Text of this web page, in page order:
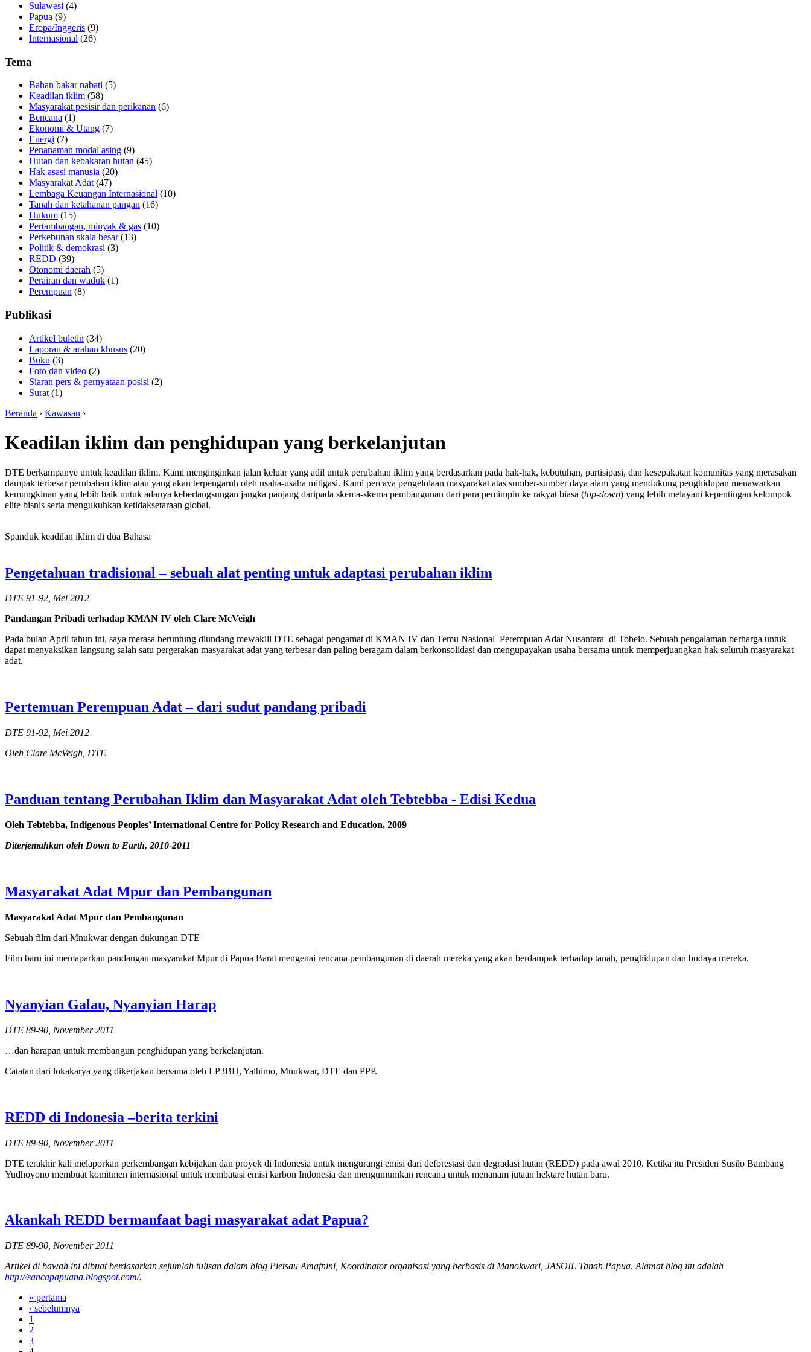
Sulawesi (4)
Papua (9)
Eropa/Inggeris (9)
Internasional (26)
Tema
Bahan bakar nabati (5)
Keadilan iklim (58)
Masyarakat pesisir dan perikanan (6)
Bencana (1)
Ekonomi & Utang (7)
Energi (7)
Penanaman modal asing (9)
Hutan dan kebakaran hutan (45)
Hak asasi manusia (20)
Masyarakat Adat (47)
Lembaga Keuangan Internasional (10)
Tanah dan ketahanan pangan (16)
Hukum (15)
Pertambangan, minyak & gas (10)
Perkebunan skala besar(13)
Politik & demokrasi (3)
REDD (39)
Otonomi daerah (5)
Perairan dan waduk (1)
Perempuan (8)
Publikasi
Artikel buletin (34)
Laporan & arahan khusus (20)
Buku (3)
Foto dan video (2)
Siaran pers & pernyataan posisi (2)
Surat (1)
Beranda › Kawasan ›
Keadilan iklim dan penghidupan yang berkelanjutan
DTE berkampanye untuk keadilan iklim. Kami menginginkan jalan keluar yang adil untuk perubahan iklim yang berdasarkan pada hak-hak, kebutuhan, partisipasi, dan kesepakatan komunitas yang merasakan
dampak terbesar perubahan iklim atau yang akan terpengaruh oleh usaha-usaha mitigasi. Kami percaya pengelolaan masyarakat atas sumber-sumber daya alam yang mendukung penghidupan menawarkan
kemungkinan yang lebih baik untuk adanya keberlangsungan jangka panjang daripada skema-skema pembangunan dari para pemimpin ke rakyat biasa (top-down) yang lebih melayani kepentingan kelompok
elite bisnis serta mengukuhkan ketidaksetaraan global.
Spanduk keadilan iklim di dua Bahasa
Pengetahuan tradisional – sebuah alat penting untuk adaptasi perubahan iklim
DTE 91-92, Mei 2012
Pandangan Pribadi terhadap KMAN IV oleh Clare McVeigh
Pada bulan April tahun ini, saya merasa beruntung diundang mewakili DTE sebagai pengamat di KMAN IV dan Temu Nasional Perempuan Adat Nusantara di Tobelo. Sebuah pengalaman berharga untuk
dapat menyaksikan langsung salah satu pergerakan masyarakat adat yang terbesar dan paling beragam dalam berkonsolidasi dan mengupayakan usaha bersama untuk memperjuangkan hak seluruh masyarakat
adat.
Pertemuan Perempuan Adat – dari sudut pandang pribadi
DTE 91-92, Mei 2012
Oleh Clare McVeigh, DTE
Panduan tentang Perubahan Iklim dan Masyarakat Adat oleh Tebtebba - Edisi Kedua
Oleh Tebtebba, Indigenous Peoples’ International Centre for Policy Research and Education, 2009
Diterjemahkan oleh Down to Earth, 2010-2011
Masyarakat Adat Mpur dan Pembangunan
Masyarakat Adat Mpur dan Pembangunan
Sebuah film dari Mnukwar dengan dukungan DTE
Film baru ini memaparkan pandangan masyarakat Mpur di Papua Barat mengenai rencana pembangunan di daerah mereka yang akan berdampak terhadap tanah, penghidupan dan budaya mereka.
Nyanyian Galau, Nyanyian Harap
DTE 89-90, November 2011
…dan harapan untuk membangun penghidupan yang berkelanjutan.
Catatan dari lokakarya yang dikerjakan bersama oleh LP3BH, Yalhimo, Mnukwar, DTE dan PPP.
REDD di Indonesia –berita terkini
DTE 89-90, November 2011
DTE terakhir kali melaporkan perkembangan kebijakan dan proyek di Indonesia untuk mengurangi emisi dari deforestasi dan degradasi hutan (REDD) pada awal 2010. Ketika itu Presiden Susilo Bambang
Yudhoyono membuat komitmen internasional untuk membatasi emisi karbon Indonesia dan mengumumkan rencana untuk menanam jutaan hektare hutan baru.
Akankah REDD bermanfaat bagi masyarakat adat Papua?
DTE 89-90, November 2011
Artikel di bawah ini dibuat berdasarkan sejumlah tulisan dalam blog Pietsau Amafnini, Koordinator organisasi yang berbasis di Manokwari, JASOIL Tanah Papua. Alamat blog itu adalah
http://sancapapuana.blogspot.com/.
« pertama
‹ sebelumnya
1
2
3